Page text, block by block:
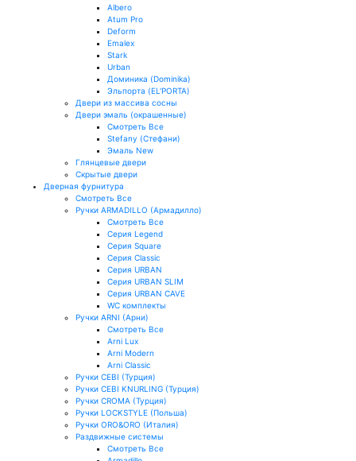
Albero
Atum Pro
Deform
Emalex
Stark
Urban
Доминика (Dominika)
Эльпорта (EL'PORTA)
Двери из массива сосны
Двери эмаль (окрашенные)
Смотреть Все
Stefany (Стефани)
Эмаль New
Глянцевые двери
Скрытые двери
Дверная фурнитура
Смотреть Все
Ручки ARMADILLO (Армадилло)
Смотреть Все
Серия Legend
Серия Square
Серия Classic
Серия URBAN
Серия URBAN SLIM
Серия URBAN CAVE
WC комплекты
Ручки ARNI (Арни)
Смотреть Все
Arni Lux
Arni Modern
Arni Classic
Ручки CEBI (Турция)
Ручки CEBI KNURLING (Турция)
Ручки CROMA (Турция)
Ручки LOCKSTYLE (Польша)
Ручки ORO&ORO (Италия)
Раздвижные системы
Смотреть Все